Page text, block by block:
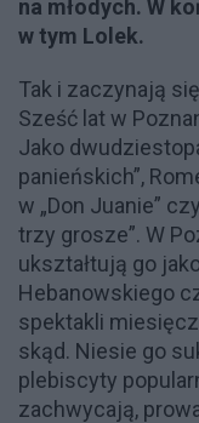
na młodych. W
w tym Lolek.
Tak i zaczynają
Sześć lat w
Jako
panieńskich”,
w „Don Juanie”
trzy grosze”. W
ukształtują go
Hebanowskiego
spektakli
skąd. Niesie go
plebiscyty
zachwycają,